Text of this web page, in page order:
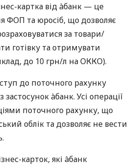
картка від àбанк — це
ФОП та юросіб, що дозволяє
за товари/
готівку та отримувати
до 10 грн/л на ОККО).
до поточного рахунку
àбанк. Усі операції
поточного рахунку, що
облік та дозволяє не вести
карток, які àбанк